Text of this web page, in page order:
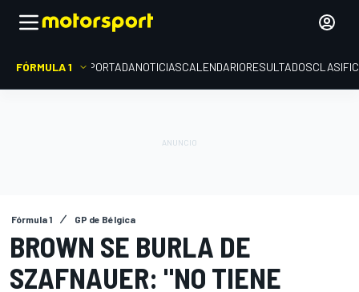
FÓRMULA 1 PORTADANOTICIASCALENDARIORESULTADOS
Fórmula 1 GP de Bélgica
BROWN SE BURLA DE
SZAFNAUER: "NO TIENE